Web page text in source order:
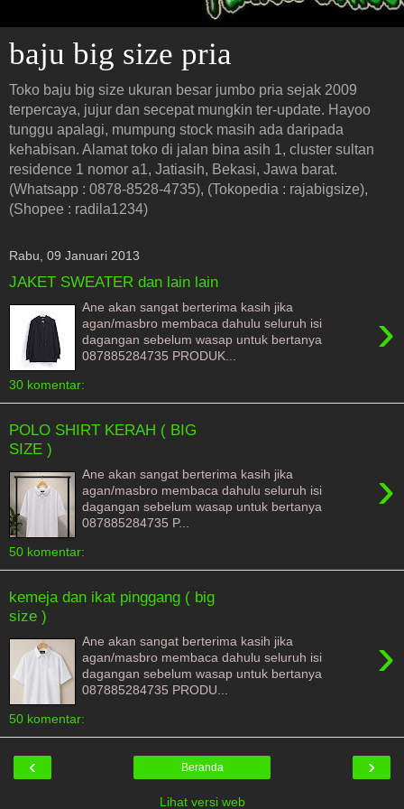
baju big size pria
Toko baju big size ukuran besar jumbo pria sejak 2009
terpercaya, jujur dan secepat mungkin ter-update. Hayoo
tunggu apalagi, mumpung stock masih ada daripada
kehabisan. Alamat toko di jalan bina asih 1, cluster sultan
residence 1 nomor a1, Jatiasih, Bekasi, Jawa barat.
(Whatsapp : 0878-8528-4735), (Tokopedia : rajabigsize),
(Shopee : radila1234)
Rabu, 09 Januari 2013
JAKET SWEATER dan lain lain
›
Ane akan sangat berterima kasih jika
agan/masbro membaca dahulu seluruh isi
dagangan sebelum wasap untuk bertanya
087885284735 PRODUK...
30 komentar:
POLO SHIRT KERAH ( BIG
SIZE )
›
Ane akan sangat berterima kasih jika
agan/masbro membaca dahulu seluruh isi
dagangan sebelum wasap untuk bertanya
087885284735 P...
50 komentar:
kemeja dan ikat pinggang ( big
size )
›
Ane akan sangat berterima kasih jika
agan/masbro membaca dahulu seluruh isi
dagangan sebelum wasap untuk bertanya
087885284735 PRODU...
50 komentar:
‹ ›
Beranda
Lihat versi web